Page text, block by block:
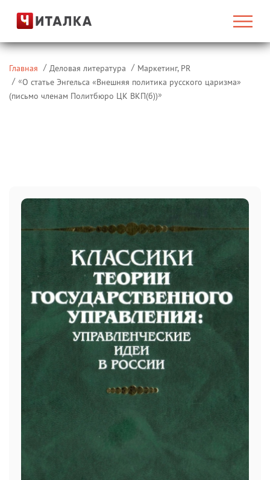
Главная Деловая литература
Маркетинг, PR
«О статье Энгельса «Внешняя политика русского царизма»
(письмо членам Политбюро ЦК ВКП(б))»